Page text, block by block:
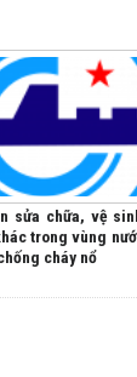
sửa chữa, vệ
trong vùng
cháy nổ